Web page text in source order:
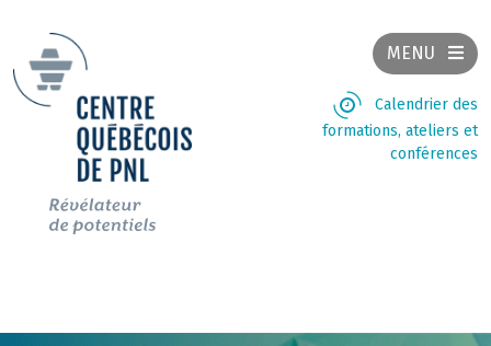
MENU
Calendrier des
formations, ateliers et
conférences